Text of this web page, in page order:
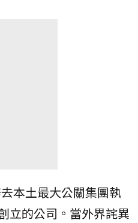
本土最大公關集團執
立的公司。當外界詫異